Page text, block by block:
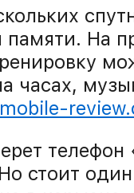
На
часах,
mobile-
телефон
стоит